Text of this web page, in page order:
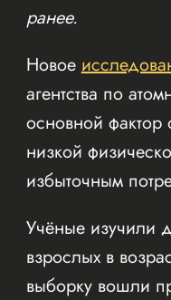
ранее.
Новое
агентства по
основной
низкой
избыточным
Учёные изучили
взрослых в
выборку вошли